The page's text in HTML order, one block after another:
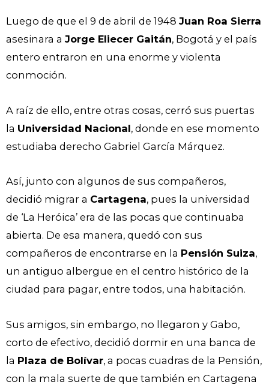
Luego de que el 9 de abril de 1948 Juan Roa Sierra
asesinara a Jorge Eliecer Gaitán, Bogotá y el país
entero entraron en una enorme y violenta
conmoción.
A raíz de ello, entre otras cosas, cerró sus puertas
la Universidad Nacional, donde en ese momento
estudiaba derecho Gabriel García Márquez.
Así, junto con algunos de sus compañeros,
decidió migrar a Cartagena, pues la universidad
de ‘La Heróica’ era de las pocas que continuaba
abierta. De esa manera, quedó con sus
compañeros de encontrarse en la Pensión Suiza,
un antiguo albergue en el centro histórico de la
ciudad para pagar, entre todos, una habitación.
Sus amigos, sin embargo, no llegaron y Gabo,
corto de efectivo, decidió dormir en una banca de
la Plaza de Bolívar, a pocas cuadras de la Pensión,
con la mala suerte de que también en Cartagena